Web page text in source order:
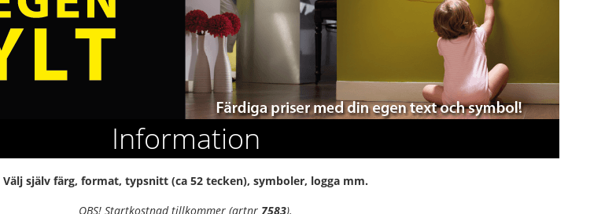
Information
Välj själv färg, format, typsnitt (ca 52 tecken), symboler, logga mm.
OBS! Startkostnad tillkommer (artnr 7583).